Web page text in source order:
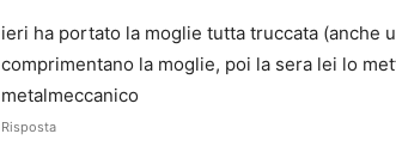
ieri ha portato la moglie tutta truccata (anche
comprimentano la moglie, poi la sera lei lo
metalmeccanico
Risposta